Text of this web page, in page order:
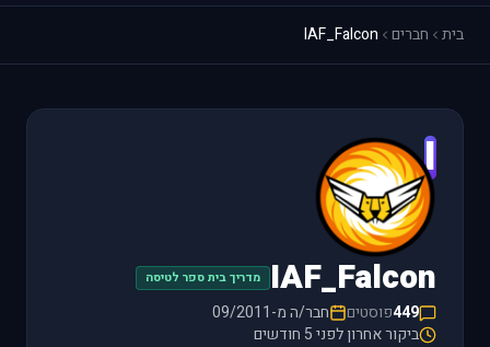
בית חברים IAF_Falcon
I
IAF_Falcon מדריך בית ספר לטיסה
449פוסטים
חבר/ה מ-09/2011
ביקור אחרון לפני 5 חודשים